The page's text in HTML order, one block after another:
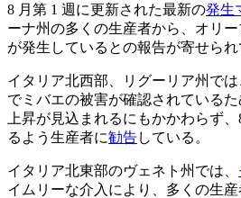
8 月第 1 週に更新された最新の発生
ーナ州の多くの生産者から、オリ
が発生しているとの報告が寄せられ
イタリア北西部、リグーリア州で
でミバエの被害が確認されている
上昇が見込まれるにもかかわらず
るよう生産者に勧告している。
イタリア北東部のヴェネト州では、
イムリーな介入により、多くの生